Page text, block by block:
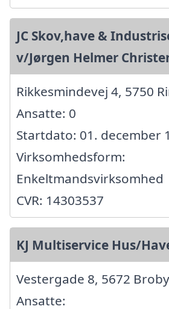
JC Skov,have &
v/Jørgen Helmer
Rikkesmindevej 4, 5750
Ansatte: 0
Startdato: 01. december
Virksomhedsform:
Enkeltmandsvirksomhed
CVR: 14303537
KJ Multiservice Hus/
Vestergade 8, 5672 Broby
Ansatte: